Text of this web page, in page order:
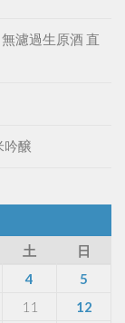
濾過生原酒 直
吟醸
土
日
4
5
11
12